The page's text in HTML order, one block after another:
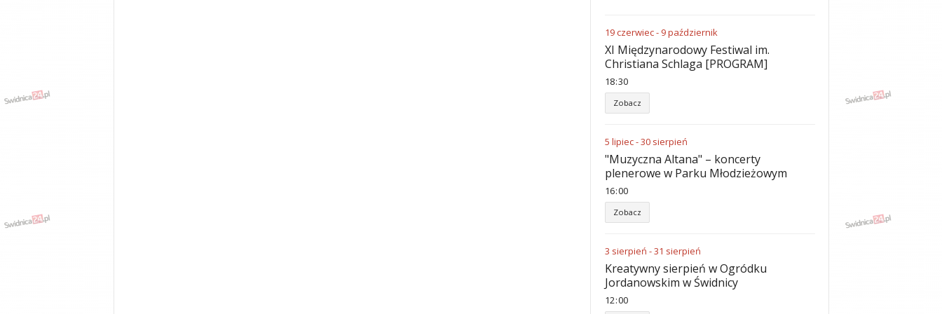
19czerwiec- 9październik
XI Międzynarodowy Festiwal im.
Christiana Schlaga [PROGRAM]
18:30
Zobacz
5 lipiec-30 sierpień
"Muzyczna Altana" – koncerty
plenerowe w Parku Młodzieżowym
16:00
Zobacz
3 sierpień -31 sierpień
Kreatywny sierpień w Ogródku
Jordanowskim w Świdnicy
12:00